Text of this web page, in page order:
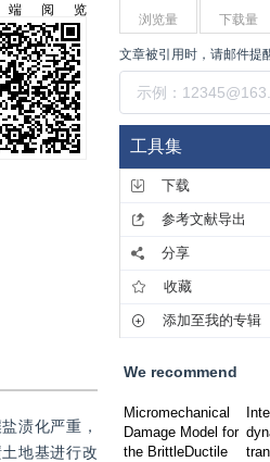
阅览
渍化严重，
地基进行改
浏览量 下载量
文章被引用时，请邮件提
工具集
下载
参考文献导出
分享
收藏
添加至我的专辑
We recommend
Micromechanical
Damage Model for
the BrittleDuctile